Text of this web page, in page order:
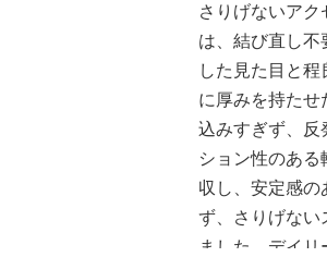
さりげないア
は、結び直し不
した見た目と
に厚みを持たせ
込みすぎず、反
ション性のあ
収し、安定感の
ず、さりげない
ました。デイリ